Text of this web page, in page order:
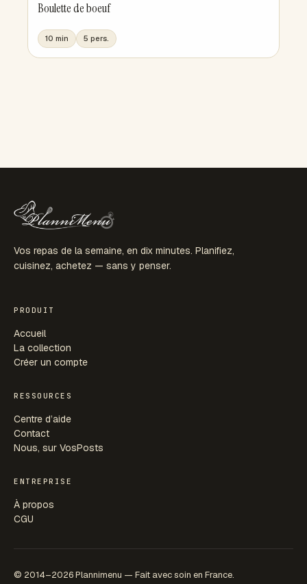
Boulette de boeuf
10 min 5 pers.
Vos repas de la semaine, en dix minutes. Planifiez,
cuisinez, achetez — sans y penser.
PRODUIT
Accueil
La collection
Créer un compte
RESSOURCES
Centre d’aide
Contact
Nous, sur VosPosts
ENTREPRISE
À propos
CGU
© 2014–2026 Plannimenu — Fait avec soin en France.